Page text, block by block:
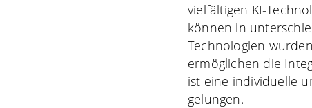
vielfältigen KI-
können in
Technologien
ermöglichen die
ist eine individuelle
gelungen.